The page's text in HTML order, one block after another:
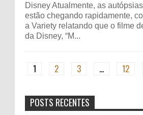
Disney Atualmente, as
estão chegando rapidamente,
a Variety relatando que o filme
da Disney, “M...
1 2 3 … 12
POSTS RECENTES